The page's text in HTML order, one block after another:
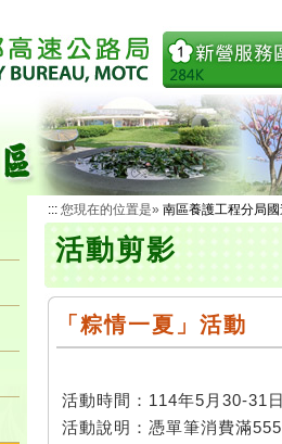
::: 您現在的位置是» 南區養護工程分局
活動剪影
「粽情一夏」活動
活動時間：114年5月30-31
活動說明：憑單筆消費滿